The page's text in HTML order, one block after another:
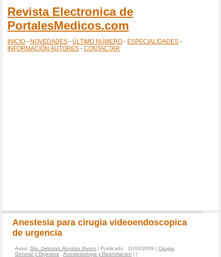
Revista Electronica de
PortalesMedicos.com
INICIO - NOVEDADES - ÚLTIMO NÚMERO - ESPECIALIDADES -
INFORMACIÓN AUTORES - CONTACTAR
Anestesia para cirugia videoendoscopica
de urgencia
Autor: Dra. Deborah Rondón Rivero | Publicado: 11/02/2009 | Cirugia
General y Digestiva
Anestesiologia y Reanimacion | |